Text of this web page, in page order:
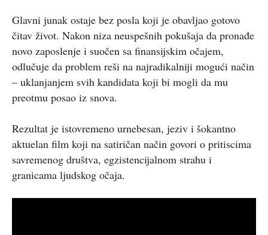
Glavni junak ostaje bez posla koji je obavljao gotovo
čitav život. Nakon niza neuspešnih pokušaja da pronađe
novo zaposlenje i suočen sa finansijskim očajem,
odlučuje da problem reši na najradikalniji mogući način
– uklanjanjem svih kandidata koji bi mogli da mu
preotmu posao iz snova.
Rezultat je istovremeno urnebesan, jeziv i šokantno
aktuelan film koji na satiričan način govori o pritiscima
savremenog društva, egzistencijalnom strahu i
granicama ljudskog očaja.